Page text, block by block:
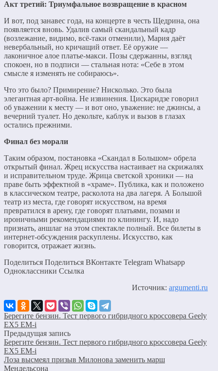
Акт третий: Триумфальное возвращение в красном
И вот, под занавес года, на концерте в честь Щедрина, она
появляется вновь. Удалив самый скандальный кадр
(возлежание, видимо, всё-таки отменили), Мария даёт
невербальный, но кричащий ответ. Её оружие —
лаконичное алое платье-макси. Позы сдержанны, взгляд
спокоен, но в подписи — стальная нота: «Себе в этом
смысле я изменять не собираюсь».
Что это было? Примирение? Нисколько. Это была
элегантная арт-война. Не извинения. Цискаридзе говорил
об уважении к месту — и вот оно, уважение: не джинсы, а
вечерний туалет. Но декольте, каблук и вызов в глазах
остались прежними.
Финал без морали
Таким образом, постановка «Скандал в Большом» обрела
открытый финал. Жрец искусства настаивает на скрижалях
и исправительном труде. Жрица светской хроники — на
праве быть эффектной в «храме». Публика, как и положено
в классическом театре, расколота на два лагеря. А Большой
театр из места, где говорят искусством, на время
превратился в арену, где говорят платьями, позами и
ироничными рекомендациями по клинингу. И, надо
признать, аншлаг на этом спектакле полный. Все билеты в
интернет-обсуждения раскуплены. Искусство, как
говорится, отражает жизнь.
Поделиться Поделиться ВКонтакте Telegram Whatsapp
Одноклассники Cсылка
Источник:argumenti.ru
Берегите бензин. Тест первого гибридного кроссовера Geely
EX5 EM-i
Предыдущая запись
Берегите бензин. Тест первого гибридного кроссовера Geely
EX5 EM-i
Лоза высмеял призыв Милонова заменить марш
Мендельсона